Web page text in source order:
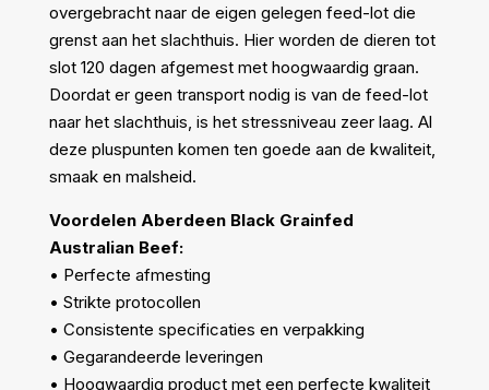
overgebracht naar de eigen gelegen feed-lot die
grenst aan het slachthuis. Hier worden de dieren tot
slot 120 dagen afgemest met hoogwaardig graan.
Doordat er geen transport nodig is van de feed-lot
naar het slachthuis, is het stressniveau zeer laag. Al
deze pluspunten komen ten goede aan de kwaliteit,
smaak en malsheid.
Voordelen Aberdeen Black Grainfed
Australian Beef:
• Perfecte afmesting
• Strikte protocollen
• Consistente specificaties en verpakking
• Gegarandeerde leveringen
• Hoogwaardig product met een perfecte kwaliteit